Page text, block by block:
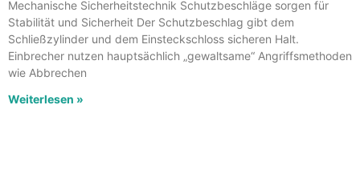
Mechanische Sicherheitstechnik Schutzbeschläge sorgen für
Stabilität und Sicherheit Der Schutzbeschlag gibt dem
Schließzylinder und dem Einsteckschloss sicheren Halt.
Einbrecher nutzen hauptsächlich „gewaltsame“ Angriffsmethoden
wie Abbrechen
Weiterlesen »